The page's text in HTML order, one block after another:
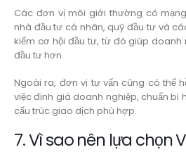
Các đơn vị môi giới thường có
nhà đầu tư cá nhân, quỹ đầu tư và
kiếm cơ hội đầu tư, từ đó giúp doanh
đầu tư hơn.
Ngoài ra, đơn vị tư vấn cũng có thể
việc định giá doanh nghiệp, chuẩn bị
cấu trúc giao dịch phù hợp.
7. Vì sao nên lựa chọn